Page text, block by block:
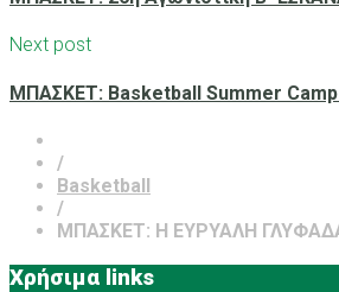
Next post
ΜΠΑΣΚΕΤ: Basketball Summer
/
Basketball
/
ΜΠΑΣΚΕΤ: Η ΕΥΡΥΑΛΗ
Χρήσιμα links